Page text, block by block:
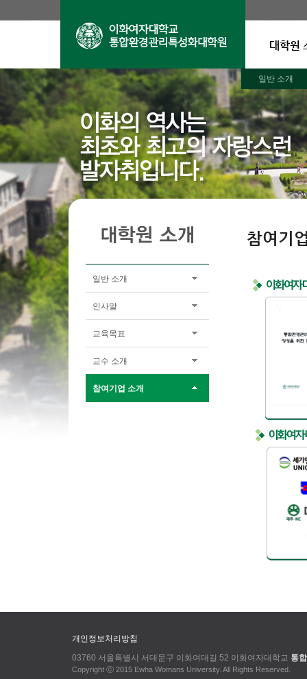
대학원
일반 소개
일반 소개
인사말
교육목표
교수 소개
참여기업 소개
참여기
개인정보처리방침
03760 서울특별시 서대문구 이화여대길 52 이화여자대학교 통
Copyright ⓒ 2015 Ewha Womans University. All Rights Reserved.